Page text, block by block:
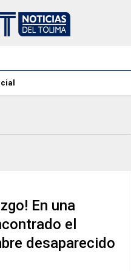
En una
el
desaparecido